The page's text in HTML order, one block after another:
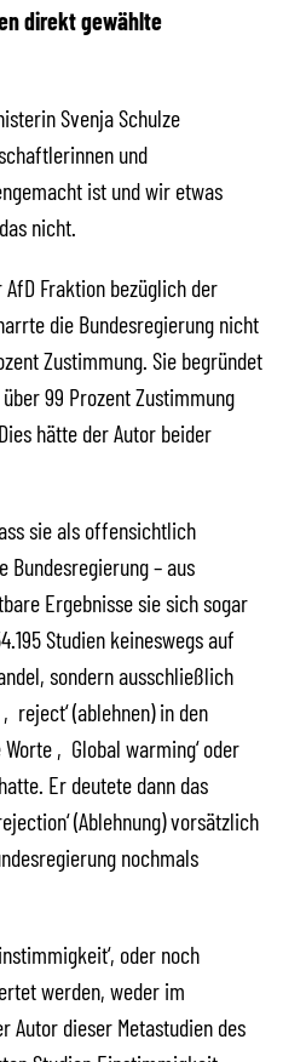
direkt gewählte
Svenja Schulze
und
ist und wir etwas
nicht.
Fraktion bezüglich der
die Bundesregierung nicht
Zustimmung. Sie begründet
99 Prozent Zustimmung
hätte der Autor beider
sie als offensichtlich
– aus
Ergebnisse sie sich sogar
Studien keineswegs auf
sondern ausschließlich
(ablehnen) in den
‚Global warming‘ oder
Er deutete dann das
(Ablehnung) vorsätzlich
nochmals
oder noch
werden, weder im
Autor dieser Metastudien des